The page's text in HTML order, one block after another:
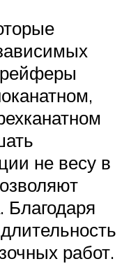
не весу в
Благодаря
работ.